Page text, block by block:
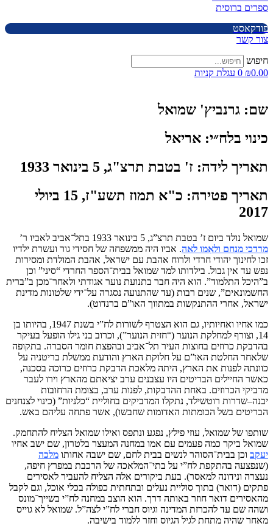
ספרים ברוסית
פודקאסט
צור קשר
חיפוש
₪0.00
0 עגלת קניות
שם: גרנביץ' שמואל
כינוי בלח״י: אריאל
תאריך לידה: ז' בטבת תרצ"ג, 5 בינואר 1933
תאריך פטירה:
כ"א תמוז תשע"ז, 15 ביולי
2017
שמואל נולד ביום ז’ בטבת תרצ”ג, 5 בינואר 1933 בתל־אביב לאביו ר’
מרדכי מנחם ולאִמו לאה. אביו היה ממשפחה של חסידי גור ועשרת ילדיו
זכו לחינוך יהודי חרדי ולרוח אהבת עם ישראל, אהבת המולדת ומסירות
נפש עד אין גבול. בילדותו למד שמואל בבית־הספר החרדי “סיני” וכן
ב”היכל התלמוד”. הוא היה חבר בתנועת נוער אגודתי ולאחר־מכן ב”ברית
החשמונאים”, שנים רבות (עד שהתנועה נסגרה על־ידי שלטונות מדינת
ישראל, אחרי ההתנקשות במתווך האו”ם ברנדוט).
כמו אחיו ואחיותיו, גם הוא הצטרף לשורות לח”י בשנת 1947, בהיותו בן
14, וצורף למחלקת הנוער (“חזית הנוער”), וכרוב בני גילו הופעל בעיקר
בהדבקת כרוזים בחוצות העיר תל־אביב ובהפצת חומר הסברה. בתקופה
שלאחר החלטת האו”ם על חלוקת הארץ והודעת ממשלת בריטניה על
כוונתה לפנות את הארץ, היתה מלאכת הדבקת כרוזים כרוכה בסכנה,
כאשר החיילים הבריטים היו עצבנים ערב יציאתם מהארץ וירו לעבר
מדביקי הכרוזים. באחת ההדבקות, לפנות ערב, בצומת הרחובות
יבנה–שדרות רוטשילד, נתקלו המדביקים בחוליית “כלניות” (כינוי לצנחנים
הבריטים בשל הכומתות האדומות שחבשו), אשר פתחה עליהם באש.
שותפו של שמואל, עוזי פילץ, נפגע ונתפס ואילו שמואל הצליח להתחמק.
שמואל ביקר כמה פעמים עם אמו במחנה המעצר בלטרון, שם ישב אחיו
יעקב וכן בבית־הסוהר לנשים בבית לחם, שם ישבה אחותו מלכה
(שנפצעה בהתקפת לח”י על בתי־המלאכה של הרכבת במפרץ חיפה,
נעצרה ונידונה למאסר). בעת ביקורים אלה הצליח להעביר לאסירים
פתקים (דואר) בתוך סוליית נעלים ובתחתית כפולה בכלי אוכל, וגם לקבל
מהאסירים דואר חוזר באותה דרך. הוא הוצב במחנה לח”י בשייך־מונס
ושהה שם עד להכרזת המדינה וגיוס חברי לח”י לצה”ל. שמואל לא גוייס
מאחר שהיה מתחת לגיל הגיוס וחזר ללמוד בישיבה.